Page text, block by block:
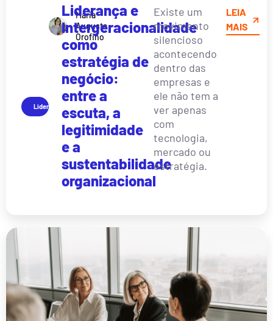
Liderança
Maria
Augusta
Orofino
Liderança e
Intergeracionalidade
como
estratégia de
negócio:
entre a
escuta, a
legitimidade
e a
sustentabilidade
organizacional
Existe um
movimento
silencioso
acontecendo
dentro das
empresas e
ele não tem a
ver apenas
com
tecnologia,
mercado ou
estratégia.
LEIA
MAIS